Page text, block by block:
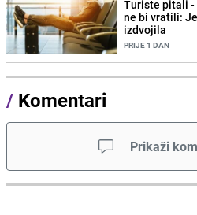
Turiste pitali -
ne bi vratili:
izdvojila
PRIJE 1 DAN
/ Komentari
Prikaži